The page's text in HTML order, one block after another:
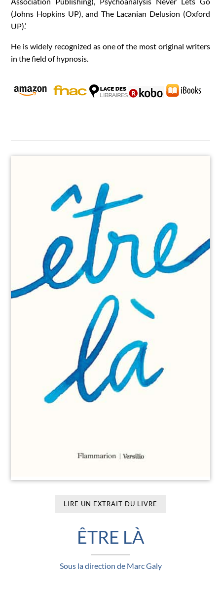
(Johns Hopkins UP), and The Lacanian Delusion (Oxford
UP).’
He is widely recognized as one of the most original writers
in the field of hypnosis.
LIRE UN EXTRAIT DU LIVRE
ÊTRE LÀ
Sous la direction de Marc Galy